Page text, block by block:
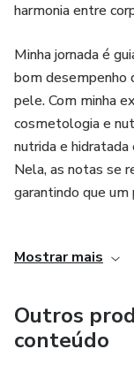
FAMÍLIAS DE
ETAPAS DE
ALGUNS
FORNOS
FARINHAS PARA
QUÍMICO
OUTROS
harmonia entre
Minha jornada é
bom desempenho
pele. Com minha
cosmetologia e
nutrida e
Nela, as notas se
garantindo que
universo de
para o nosso
equilibrar
qualidade de vida.
Mostrar mais
Outros
conteúdo